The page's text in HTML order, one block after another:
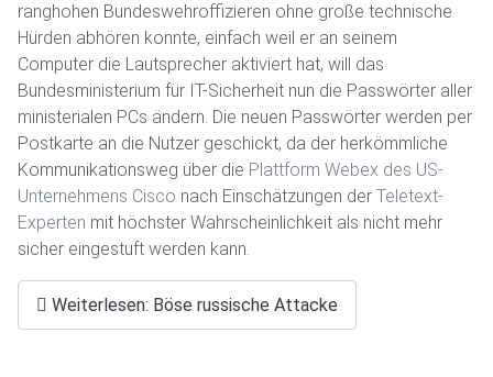
ranghohen Bundeswehroffizieren ohne große technische
Hürden abhören konnte, einfach weil er an seinem
Computer die Lautsprecher aktiviert hat, will das
Bundesministerium für IT-Sicherheit nun die Passwörter aller
ministerialen PCs ändern. Die neuen Passwörter werden per
Postkarte an die Nutzer geschickt, da der herkömmliche
Kommunikationsweg über die Plattform Webex des US-
Unternehmens Cisco nach Einschätzungen der Teletext-
Experten mit höchster Wahrscheinlichkeit als nicht mehr
sicher eingestuft werden kann.
Weiterlesen: Böse russische Attacke